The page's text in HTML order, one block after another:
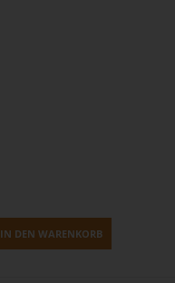
IN DEN WARENKORB